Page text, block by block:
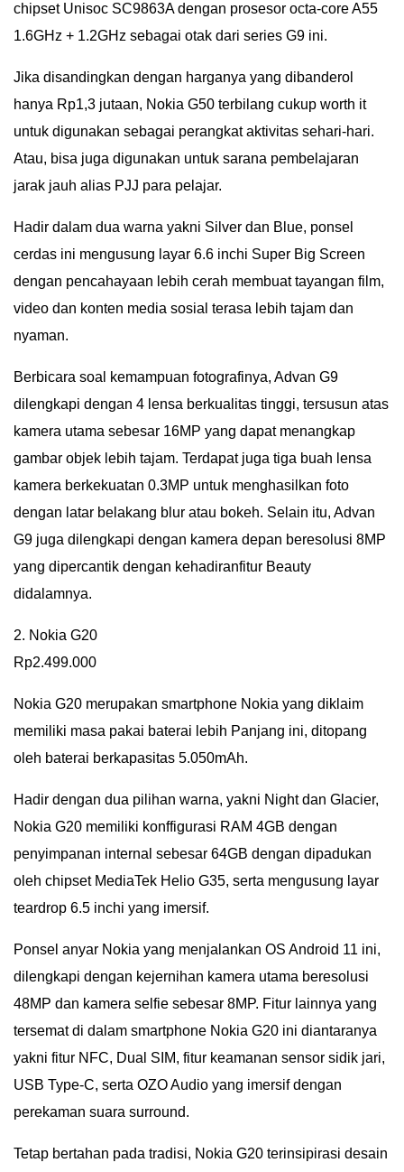
chipset Unisoc SC9863A dengan prosesor octa-core A55
1.6GHz + 1.2GHz sebagai otak dari series G9 ini.
Jika disandingkan dengan harganya yang dibanderol
hanya Rp1,3 jutaan, Nokia G50 terbilang cukup worth it
untuk digunakan sebagai perangkat aktivitas sehari-hari.
Atau, bisa juga digunakan untuk sarana pembelajaran
jarak jauh alias PJJ para pelajar.
Hadir dalam dua warna yakni Silver dan Blue, ponsel
cerdas ini mengusung layar 6.6 inchi Super Big Screen
dengan pencahayaan lebih cerah membuat tayangan film,
video dan konten media sosial terasa lebih tajam dan
nyaman.
Berbicara soal kemampuan fotografinya, Advan G9
dilengkapi dengan 4 lensa berkualitas tinggi, tersusun atas
kamera utama sebesar 16MP yang dapat menangkap
gambar objek lebih tajam. Terdapat juga tiga buah lensa
kamera berkekuatan 0.3MP untuk menghasilkan foto
dengan latar belakang blur atau bokeh. Selain itu, Advan
G9 juga dilengkapi dengan kamera depan beresolusi 8MP
yang dipercantik dengan kehadiranfitur Beauty
didalamnya.
2. Nokia G20
Rp2.499.000
Nokia G20 merupakan smartphone Nokia yang diklaim
memiliki masa pakai baterai lebih Panjang ini, ditopang
oleh baterai berkapasitas 5.050mAh.
Hadir dengan dua pilihan warna, yakni Night dan Glacier,
Nokia G20 memiliki konffigurasi RAM 4GB dengan
penyimpanan internal sebesar 64GB dengan dipadukan
oleh chipset MediaTek Helio G35, serta mengusung layar
teardrop 6.5 inchi yang imersif.
Ponsel anyar Nokia yang menjalankan OS Android 11 ini,
dilengkapi dengan kejernihan kamera utama beresolusi
48MP dan kamera selfie sebesar 8MP. Fitur lainnya yang
tersemat di dalam smartphone Nokia G20 ini diantaranya
yakni fitur NFC, Dual SIM, fitur keamanan sensor sidik jari,
USB Type-C, serta OZO Audio yang imersif dengan
perekaman suara surround.
Tetap bertahan pada tradisi, Nokia G20 terinsipirasi desain